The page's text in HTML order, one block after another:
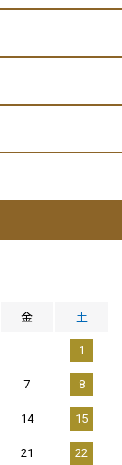
金 土
1
7 8
14 15
21 22